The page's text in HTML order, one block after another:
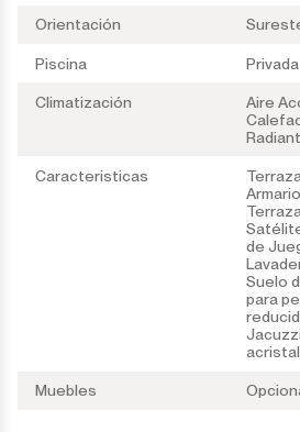
Orientación
Piscina Privada
Climatización
Aire
Caracteristicas
de
Suelo
para
Muebles